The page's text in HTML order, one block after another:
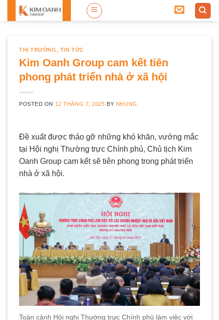
THỊ TRƯỜNG, TIN TỨC
Kim Oanh Group cam kết tiên
phong phát triển nhà ở xã hội
POSTED ON 12 THÁNG 7, 2025 BY NHUNG
Đề xuất được tháo gỡ những khó khăn, vướng mắc
tại Hội nghị Thường trực Chính phủ, Chủ tịch Kim
Oanh Group cam kết sẽ tiên phong trong phát triển
nhà ở xã hội.
Toàn cảnh Hội nghị Thường trực Chính phủ làm việc với